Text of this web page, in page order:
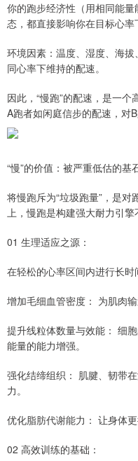
你的跑步经济性（用相同能
态，都直接影响你在目标心率
环境因素：温度、湿度、海
同心率下维持的配速。
因此，“慢跑”的配速，是一个
A跑者如闲庭信步的配速，对
“慢”的价值：被严重低估的基
将慢跑斥为“垃圾跑量”，是
上，慢跑是构建强大耐力引擎
01 生理适应之源：
在轻松的心率区间内进行长时
增加毛细血管密度： 为肌肉输
提升线粒体数量与效能： 细
能量的能力增强。
强化结缔组织： 肌腱、韧带
力。
优化脂肪代谢能力： 让身体
02 高效训练的基础：